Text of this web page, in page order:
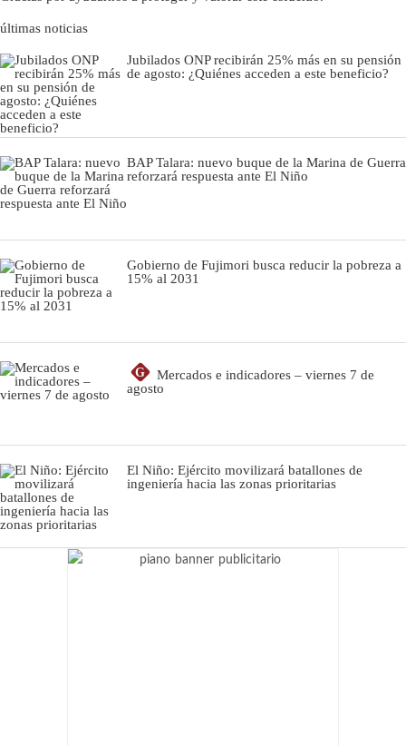
últimas noticias
Jubilados ONP recibirán 25% más en su pensión
de agosto: ¿Quiénes acceden a este beneficio?
BAP Talara: nuevo buque de la Marina de Guerra
reforzará respuesta ante El Niño
Gobierno de Fujimori busca reducir la pobreza a
15% al 2031
G
Mercados e indicadores – viernes 7 de
agosto
El Niño: Ejército movilizará batallones de
ingeniería hacia las zonas prioritarias